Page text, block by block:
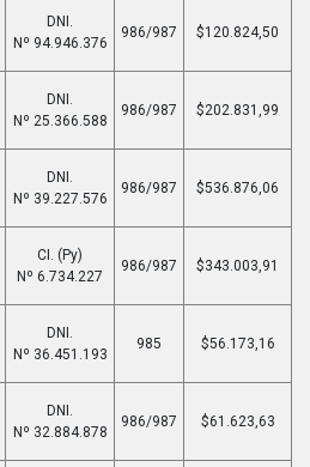
DNI.
Nº 94.946.376
986/987 $120.824,50
DNI.
Nº 25.366.588
986/987 $202.831,99
DNI.
Nº 39.227.576
986/987 $536.876,06
CI. (Py)
Nº 6.734.227
986/987 $343.003,91
DNI.
Nº 36.451.193
985 $56.173,16
DNI.
Nº 32.884.878
986/987 $61.623,63